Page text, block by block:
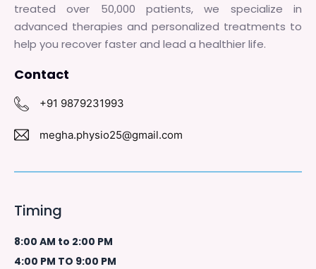
treated over 50,000 patients, we specialize in
advanced therapies and personalized treatments to
help you recover faster and lead a healthier life.
Contact
+91 9879231993
megha.physio25@gmail.com
Timing
8:00 AM to 2:00 PM
4:00 PM TO 9:00 PM